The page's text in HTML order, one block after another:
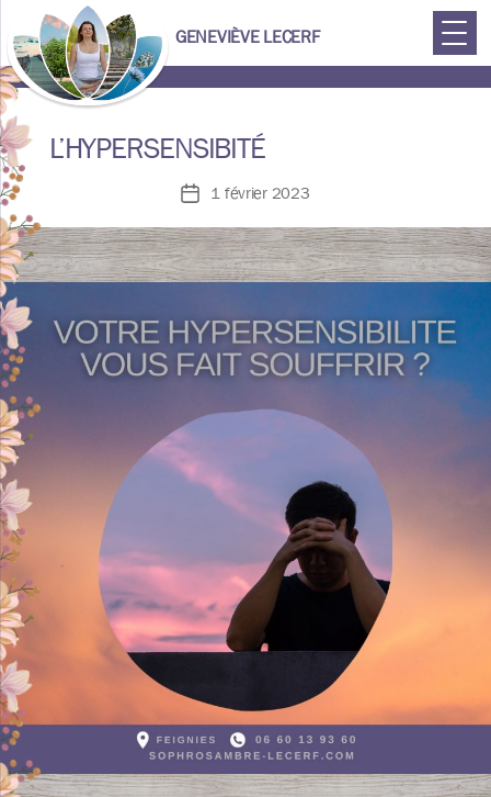
Geneviève
Lecerf
GENEVIÈVE LECERF
L’HYPERSENSIBITÉ
Date
l’article
1 février 2023